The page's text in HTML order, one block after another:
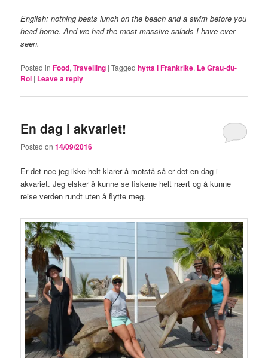
English: nothing beats lunch on the beach and a swim before you
head home. And we had the most massive salads I have ever
seen.
Posted in Food,Travelling |Tagged hytta i Frankrike, Le Grau-du-
Roi | Leave a reply
En dag i akvariet!
Posted on14/09/2016
Er det noe jeg ikke helt klarer å motstå så er det en dag i
akvariet. Jeg elsker å kunne se fiskene helt nært og å kunne
reise verden rundt uten å flytte meg.